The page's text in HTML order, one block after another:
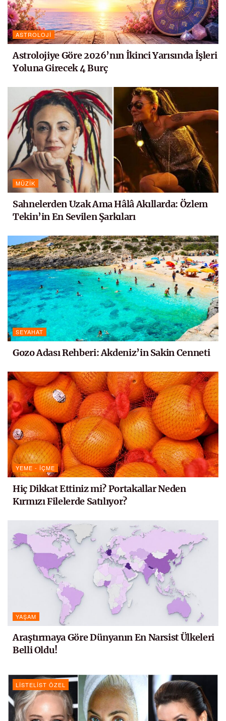
ASTROLOJI
Astrolojiye Göre 2026’nın İkinci Yarısında İşleri
Yoluna Girecek 4 Burç
MÜZIK
Sahnelerden Uzak Ama Hâlâ Akıllarda: Özlem
Tekin’in En Sevilen Şarkıları
SEYAHAT
Gozo Adası Rehberi: Akdeniz’in Sakin Cenneti
YEME - İÇME
Hiç Dikkat Ettiniz mi? Portakallar Neden
Kırmızı Filelerde Satılıyor?
YAŞAM
Araştırmaya Göre Dünyanın En Narsist Ülkeleri
Belli Oldu!
LISTELIST ÖZEL